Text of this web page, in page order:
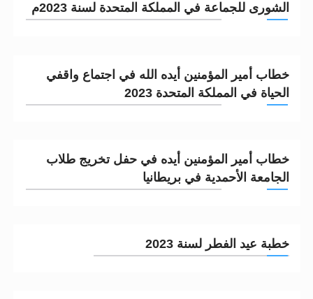
الحجّ.. دلالات، حِكم، وأهداف >> المزيد
الشورى للجماعة في المملكة المتحدة لسنة 2023م
خطاب أمير المؤمنين أيده الله في اجتماع واقفي
الحياة في المملكة المتحدة 2023
خطاب أمير المؤمنين أيده في حفل تخريج طلاب
الجامعة الأحمدية في بريطانيا
خطبة عيد الفطر لسنة 2023